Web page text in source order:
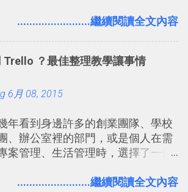
。 在規劃路線之外，自訂地圖還能補
來好心情，二方面事後就是最好的
作，讓彼此都能在手機上查看這次
製作家庭相框 用照片來當小禮物 把照
而且最好能不花時間、立即拿到、
是沒有好的印表機），又不想跑照
了印照片的服務 ，而且價格不貴，
立即拿到，操作流程也十分簡單。
我在電腦玩物分享過：「 不需買印
便教學 」。這篇文章則從印照片出
........................繼續閱讀全文內容
Trello ？最佳整理教學讓事情
6月 08, 2015
年看到身邊許多的創業團隊、學校
、辦公室裡的部門，或是個人在需
案管理、生活管理時，選擇了一個
個什麼樣的管理工具，讓這麼多人都
........................繼續閱讀全文內容